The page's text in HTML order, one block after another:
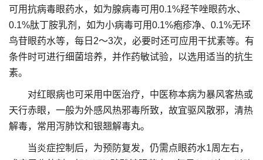
可用抗病毒眼药水，如为腺病毒可用0.1%羟苄唑眼药水、
0.1%肽丁胺乳剂，如为小病毒可用0.1%疱疹净、0.1%无环
鸟苷眼药水等，每日2～3次，必要时还可应用干扰素等。有
条件时可进行细菌培养，并作药敏试验，以选用适当的抗生
素。
对红眼病也可采用中医治疗，中医称本病为暴风客热或
天行赤眼，一般为外感风热邪毒所致，故宜驱风散邪，清热
解毒，常用泻肺饮和银翘解毒丸。
当炎症控制后，为预防复发，仍需点眼药水1周左右，